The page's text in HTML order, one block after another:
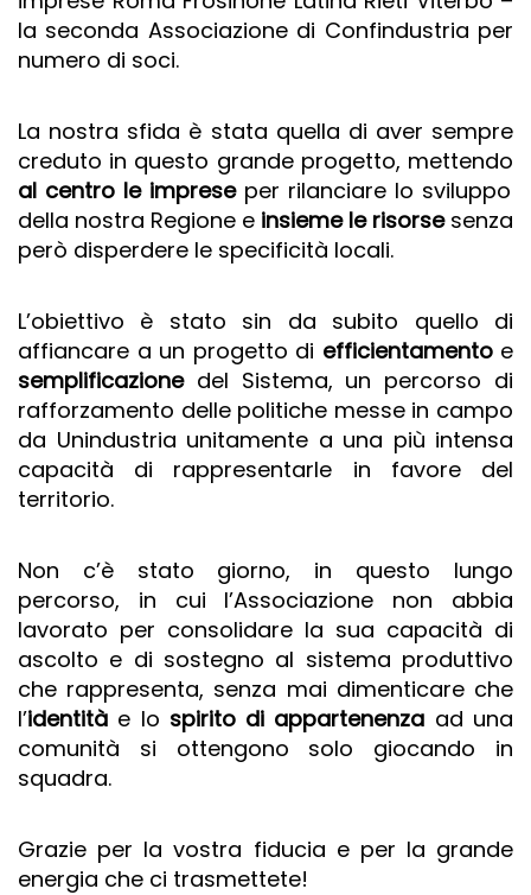
la seconda Associazione di Confindustria per
numero di soci.
La nostra sfida è stata quella di aver sempre
creduto in questo grande progetto, mettendo
al centro le imprese per rilanciare lo sviluppo
della nostra Regione e insieme le risorsesenza
però disperdere le specificità locali.
L’obiettivo è stato sin da subito quello di
affiancare a un progetto di efficientamentoe
semplificazionedel Sistema, un percorso di
rafforzamento delle politiche messe in campo
da Unindustria unitamente a una più intensa
capacità di rappresentarle in favore del
territorio.
Non c’è stato giorno, in questo lungo
percorso, in cui l’Associazione non abbia
lavorato per consolidare la sua capacità di
ascolto e di sostegno al sistema produttivo
che rappresenta, senza mai dimenticare che
l’identità e lo spirito di appartenenza ad una
comunità si ottengono solo giocando in
squadra.
Grazie per la vostra fiducia e per la grande
energia che ci trasmettete!